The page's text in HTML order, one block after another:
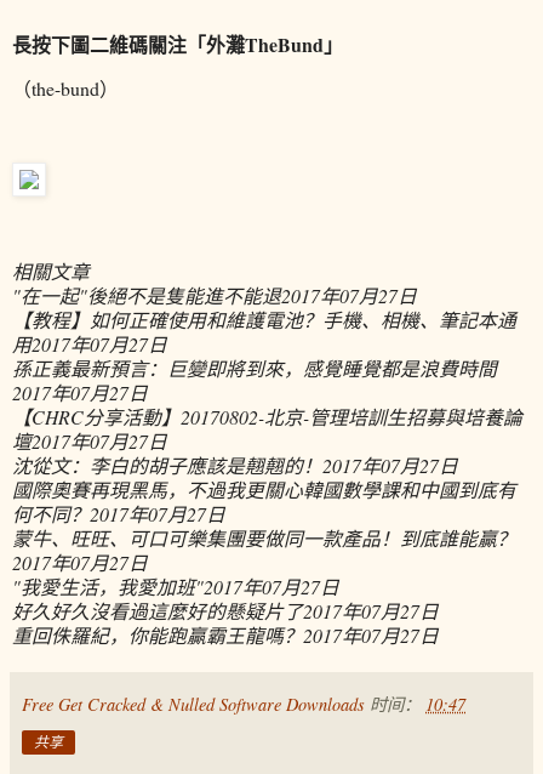
長按下圖二維碼關注「外灘TheBund」
（the-bund）
相關文章
"在一起"後絕不是隻能進不能退2017年07月27日
【教程】如何正確使用和維護電池？手機、相機、筆記本通
用2017年07月27日
孫正義最新預言：巨變即將到來，感覺睡覺都是浪費時間
2017年07月27日
【CHRC分享活動】20170802-北京-管理培訓生招募與培養論
壇2017年07月27日
沈從文：李白的胡子應該是翹翹的！ 2017年07月27日
國際奧賽再現黑馬，不過我更關心韓國數學課和中國到底有
何不同？ 2017年07月27日
蒙牛、旺旺、可口可樂集團要做同一款產品！到底誰能贏？
2017年07月27日
"我愛生活，我愛加班"2017年07月27日
好久好久沒看過這麼好的懸疑片了2017年07月27日
重回侏羅紀，你能跑贏霸王龍嗎？ 2017年07月27日
Free Get Cracked & Nulled Software Downloads 时间： 10:47
共享